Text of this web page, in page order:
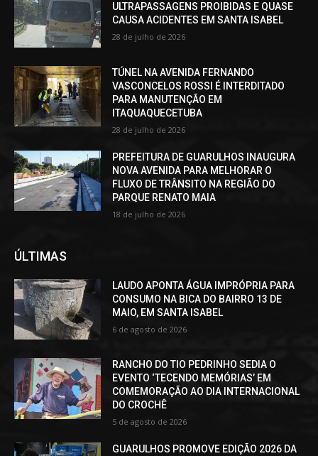
ULTRAPASSAGENS PROIBIDAS E QUASE
CAUSA ACIDENTES EM SANTA ISABEL
28 de julho de 2026
TÚNEL NA AVENIDA FERNANDO
VASCONCELOS ROSSI É INTERDITADO
PARA MANUTENÇÃO EM
ITAQUAQUECETUBA
28 de julho de 2026
PREFEITURA DE GUARULHOS INAUGURA
NOVA AVENIDA PARA MELHORAR O
FLUXO DE TRÂNSITO NA REGIÃO DO
PARQUE RENATO MAIA
18 de julho de 2026
ÚLTIMAS
LAUDO APONTA ÁGUA IMPRÓPRIA PARA
CONSUMO NA BICA DO BAIRRO 13 DE
MAIO, EM SANTA ISABEL
6 de agosto de 2026
RANCHO DO TIO PEDRINHO SEDIA O
EVENTO ‘TECENDO MEMÓRIAS’ EM
COMEMORAÇÃO AO DIA INTERNACIONAL
DO CROCHÊ
5 de agosto de 2026
GUARULHOS PROMOVE EDIÇÃO 2026 DA